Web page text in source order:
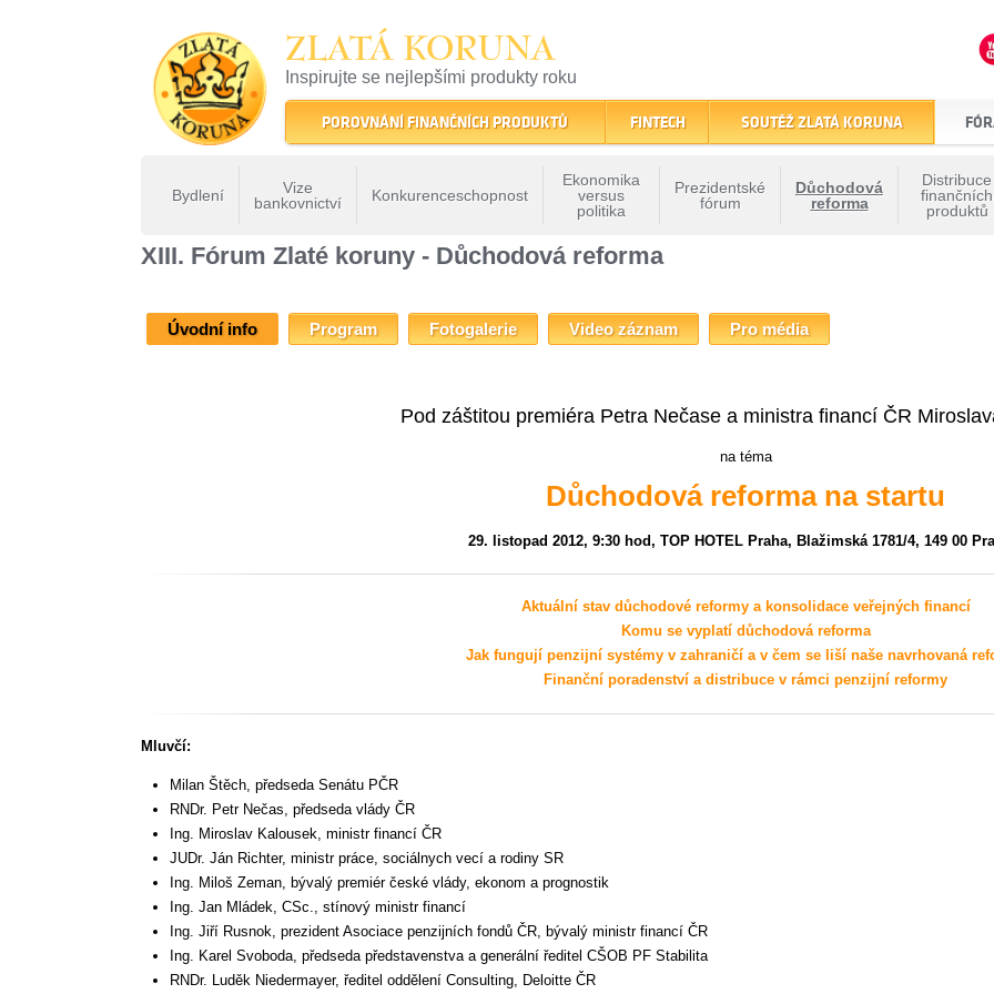
ZLATÁ KORUNA
Inspirujte se nejlepšími produkty roku
22 let tradice a kvality na finančním trhu
POROVNÁNÍ FINANČNÍCH PRODUKTŮ FINTECH SOUTĚŽ ZLATÁ KORUNA
Bydlení
Vize
bankovnictví
Konkurenceschopnost
Ekonomika
versus
politika
Prezidentské
fórum
Důchodová
reforma
Distribuce
finančních
produktů
» XIII. Fórum Zlaté koruny - Důchodová reforma
XIII. Fórum Zlaté koruny - Důchodová reforma
Úvodní info Program Fotogalerie Video záznam Pro média
Pod záštitou premiéra Petra Nečase a ministra financí ČR
na téma
Důchodová reforma na startu
29. listopad 2012, 9:30 hod, TOP HOTEL Praha, Blažimská 1781/4, 149 00
Aktuální stav důchodové reformy a konsolidace veřejných financí
Komu se vyplatí důchodová reforma
Jak fungují penzijní systémy v zahraničí a v čem se liší naše navrhovaná
Finanční poradenství a distribuce v rámci penzijní reformy
Mluvčí:
Milan Štěch, předseda Senátu PČR
RNDr. Petr Nečas, předseda vlády ČR
Ing. Miroslav Kalousek, ministr financí ČR
JUDr. Ján Richter, ministr práce, sociálnych vecí a rodiny SR
Ing. Miloš Zeman, bývalý premiér české vlády, ekonom a prognostik
Ing. Jan Mládek, CSc., stínový ministr financí
Ing. Jiří Rusnok, prezident Asociace penzijních fondů ČR, bývalý ministr financí ČR
Ing. Karel Svoboda, předseda představenstva a generální ředitel CŠOB PF Stabilita
RNDr. Luděk Niedermayer, ředitel oddělení Consulting, Deloitte ČR